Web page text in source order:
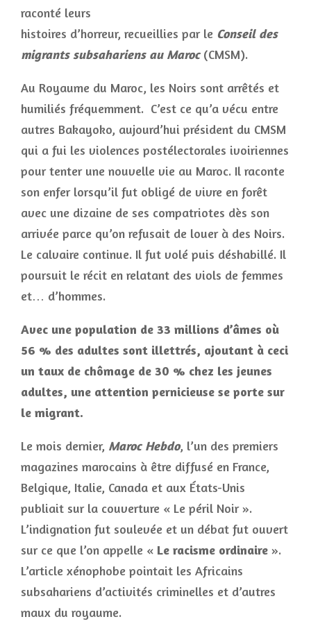
raconté leurs
histoires d’horreur, recueillies par le Conseil des
migrants subsahariens au Maroc (CMSM).
Au Royaume du Maroc, les Noirs sont arrêtés et
humiliés fréquemment. C’est ce qu’a vécu entre
autres Bakayoko, aujourd’hui président du CMSM
qui a fui les violences postélectorales ivoiriennes
pour tenter une nouvelle vie au Maroc. Il raconte
son enfer lorsqu’il fut obligé de vivre en forêt
avec une dizaine de ses compatriotes dès son
arrivée parce qu’on refusait de louer à des Noirs.
Le calvaire continue. Il fut volé puis déshabillé. Il
poursuit le récit en relatant des viols de femmes
et… d’hommes.
Avec une population de 33 millions d’âmes où
56 % des adultes sont illettrés, ajoutant à ceci
un taux de chômage de 30 % chez les jeunes
adultes, une attention pernicieuse se porte sur
le migrant.
Le mois dernier, Maroc Hebdo, l’un des premiers
magazines marocains à être diffusé en France,
Belgique, Italie, Canada et aux États-Unis
publiait sur la couverture « Le péril Noir ».
L’indignation fut soulevée et un débat fut ouvert
sur ce que l’on appelle « Le racisme ordinaire ».
L’article xénophobe pointait les Africains
subsahariens d’activités criminelles et d’autres
maux du royaume.